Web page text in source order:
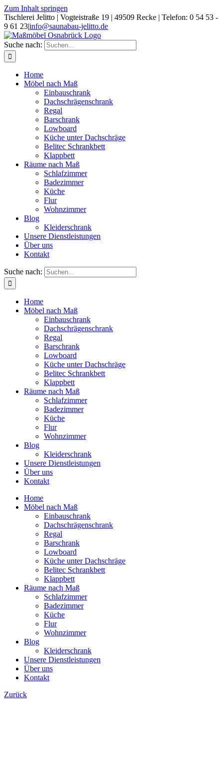
Zum Inhalt springen
Tischlerei Jelitto | Vogteistraße 19 | 49509 Recke | Telefon: 0 54 53 -
9 61 23|info@saunabau-jelitto.de
Suche nach:
Home
Möbel nach Maß
Einbauschrank
Dachschrägenschrank
Regal
Barschrank
Lowboard
Küche unter Dachschräge
Belitec Schrankbett
Klappbett
Räume nach Maß
Schlafzimmer
Badezimmer
Küche
Flur
Wohnzimmer
Blog
Kleiderschrank
Unsere Dienstleistungen
Über uns
Kontakt
Suche nach:
Home
Möbel nach Maß
Einbauschrank
Dachschrägenschrank
Regal
Barschrank
Lowboard
Küche unter Dachschräge
Belitec Schrankbett
Klappbett
Räume nach Maß
Schlafzimmer
Badezimmer
Küche
Flur
Wohnzimmer
Blog
Kleiderschrank
Unsere Dienstleistungen
Über uns
Kontakt
Home
Möbel nach Maß
Einbauschrank
Dachschrägenschrank
Regal
Barschrank
Lowboard
Küche unter Dachschräge
Belitec Schrankbett
Klappbett
Räume nach Maß
Schlafzimmer
Badezimmer
Küche
Flur
Wohnzimmer
Blog
Kleiderschrank
Unsere Dienstleistungen
Über uns
Kontakt
Zurück